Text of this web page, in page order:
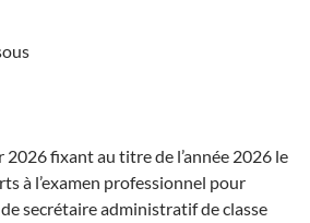
fixant au titre de l’année 2026 le
à l’examen professionnel pour
de secrétaire administratif de classe